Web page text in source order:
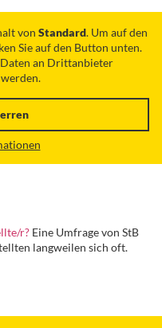
von Standard. Um auf den
Sie auf den Button unten.
Daten an Drittanbieter
r? Eine Umfrage von StB
langweilen sich oft.